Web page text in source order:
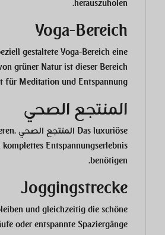
herauszuholen.
Yoga-Bereich
gestaltete Yoga-Bereich eine
grüner Natur ist dieser Bereich
für Meditation und Entspannung.
المنتجع الصحي
Das luxuriöse المنتجع الصحي
Entspannungserlebnis
benötigen.
Joggingstrecke
und gleichzeitig die schöne
oder entspannte Spaziergänge.